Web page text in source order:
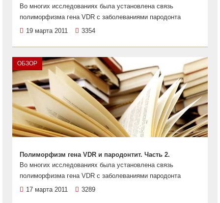
Во многих исследованиях была установлена связь
полиморфизма гена VDR с заболеваниями пародонта
19 марта 2011
3354
ОБЗОР
Полиморфизм гена VDR и пародонтит. Часть 2.
Во многих исследованиях была установлена связь
полиморфизма гена VDR с заболеваниями пародонта
17 марта 2011
3289